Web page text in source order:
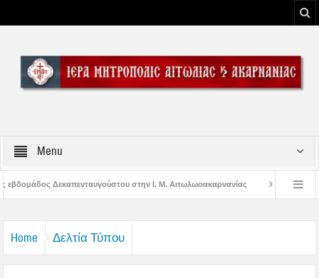
Menu
στην Ι. Μ. Αιτωλωοακαρνανίας Μήνυμα Σεβασμιωτάτου
Home Δελτία Τύπου